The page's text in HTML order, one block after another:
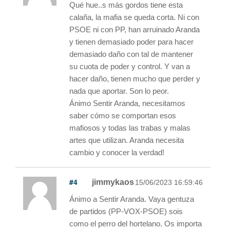
Qué hue..s más gordos tiene esta
calaña, la mafia se queda corta. Ni con
PSOE ni con PP, han arruinado Aranda
y tienen demasiado poder para hacer
demasiado daño con tal de mantener
su cuota de poder y control. Y van a
hacer daño, tienen mucho que perder y
nada que aportar. Son lo peor.
Ánimo Sentir Aranda, necesitamos
saber cómo se comportan esos
mafiosos y todas las trabas y malas
artes que utilizan. Aranda necesita
cambio y conocer la verdad!
#4 jimmykaos15/06/2023 16:59:46
Ánimo a Sentir Aranda. Vaya gentuza
de partidos (PP-VOX-PSOE) sois
como el perro del hortelano. Os importa